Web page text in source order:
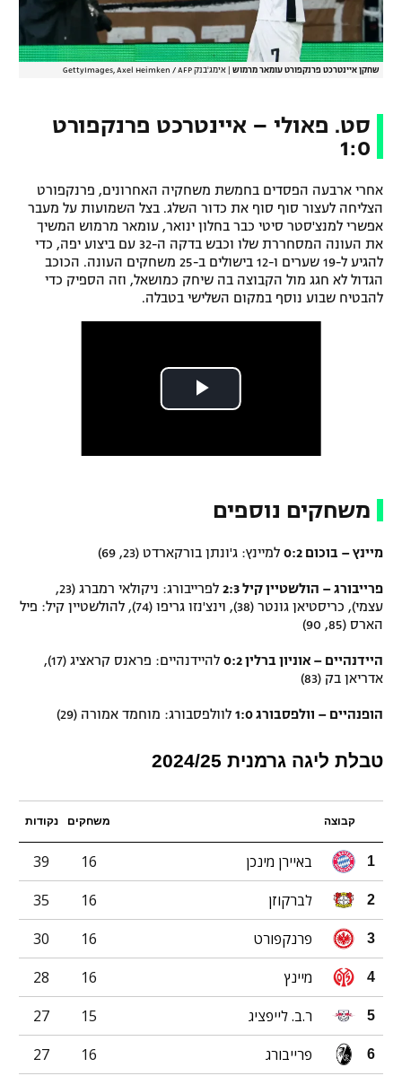
שחקן איינטרכט פרנקפורט עומאר מרמוש אימג'בנק GettyImages, Axel Heimken / AFP
סט. פאולי – איינטרכט פרנקפורט
1:0
אחרי ארבעה הפסדים בחמשת משחקיה האחרונים, פרנקפורט
הצליחה לעצור סוף סוף את כדור השלג. בצל השמועות על מעבר
אפשרי למנצ'סטר סיטי כבר בחלון ינואר, עומאר מרמוש המשיך
את העונה המסחררת שלו וכבש בדקה ה-32 עם ביצוע יפה, כדי
להגיע ל-19 שערים ו-12 בישולים ב-25 משחקים העונה. הכוכב
הגדול לא חגג מול הקבוצה בה שיחק כמושאל, וזה הספיק כדי
להבטיח שבוע נוסף במקום השלישי בטבלה.
משחקים נוספים
מיינץ – בוכום 0:2 למיינץ: ג'ונתן בורקארדט (23, 69)
פרייבורג – הולשטיין קיל 2:3
לפרייבורג: ניקולאי רמברג (23,
עצמי), כריסטיאן גונטר (38), וינצ'נזו גריפו (74), להולשטיין קיל: פיל
הארס (85, 90)
היידנהיים – אוניון ברלין 0:2
להיידנהיים: פראנס קראציג (17),
אדריאן בק (83)
הופנהיים – וולפסבורג 1:0 לוולפסבורג: מוחמד אמורה (29)
טבלת ליגה גרמנית 2024/25
קבוצה משחקים נקודות
1 באיירן מינכן 16
39
2 לברקוזן 16
35
3 פרנקפורט 16
30
4 מיינץ 16
28
5 ר.ב. לייפציג 15
27
6 פרייבורג 16
27